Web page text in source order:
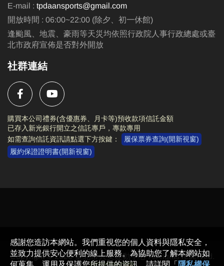
E-mail : tpdaansports@gmail.com
開放時間 : 06:00~22:00 (除夕、初一休館)
逢颱風、地震、豪雨等天災均依照行政院人事行政總處或臺
北市政府宣佈是否對外開放
社群連結
購買本公司禮券(含優惠券、月卡等)預收款項信託金額
已存入新光銀行開立之信託專戶，專款專用
如需查詢信託資訊請點選下方按鍵：
履保票券查詢(開新視窗)
履約保證證明書(開新視窗)
Copyright © 2023 臺北市大安運動中心 All rights reserved.